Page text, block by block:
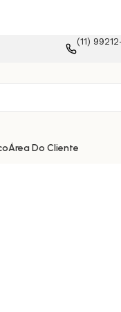
(11)
Área Do Cliente